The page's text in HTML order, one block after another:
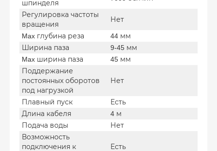
шпинделя
Регулировка частоты
вращения
Нет
Max глубина реза
44 мм
Ширина паза
9-45 мм
Max ширина паза
45 мм
Поддержание
постоянных оборотов
под нагрузкой
Нет
Плавный пуск
Есть
Длина кабеля
4 м
Подача воды
Нет
Возможность
подключения к
Есть